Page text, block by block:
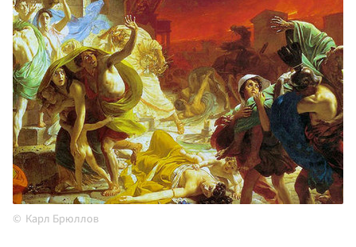
Карл Брюллов